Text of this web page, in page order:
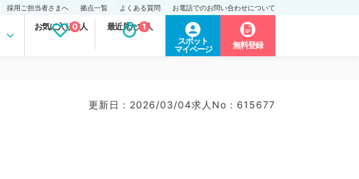
採用ご担当者さまへ 拠点一覧 よくある質問 お電話でのお問い合わせについて
お気に入り求人
0 最近見た求人
1
スポット
マイページ
無料登録
更新日 : 2026/03/04求人No : 615677